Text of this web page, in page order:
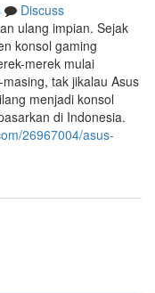
Discuss
ulang impian. Sejak
konsol gaming
merek mulai
tak jikalau Asus
menjadi konsol
di Indonesia.
26967004/asus-